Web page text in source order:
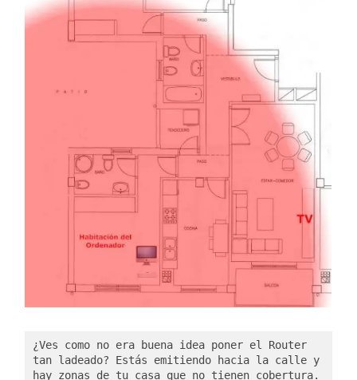
¿Ves como no era buena idea poner el Router
tan ladeado? Estás emitiendo hacia la calle y